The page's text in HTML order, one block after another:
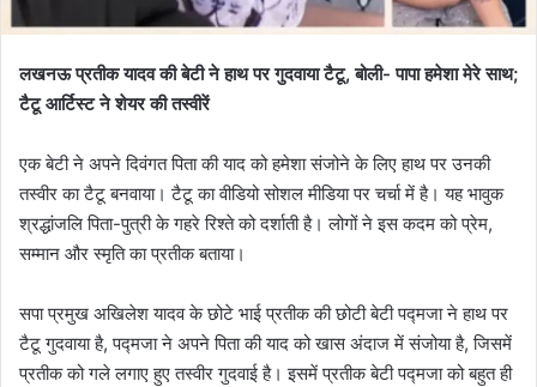
लखनऊ प्रतीक यादव की बेटी ने हाथ पर गुदवाया टैटू, बोली- पापा हमेशा मेरे साथ;
टैटू आर्टिस्ट ने शेयर की तस्वीरें
एक बेटी ने अपने दिवंगत पिता की याद को हमेशा संजोने के लिए हाथ पर उनकी
तस्वीर का टैटू बनवाया। टैटू का वीडियो सोशल मीडिया पर चर्चा में है। यह भावुक
श्रद्धांजलि पिता-पुत्री के गहरे रिश्ते को दर्शाती है। लोगों ने इस कदम को प्रेम,
सम्मान और स्मृति का प्रतीक बताया।
सपा प्रमुख अखिलेश यादव के छोटे भाई प्रतीक की छोटी बेटी पद्मजा ने हाथ पर
टैटू गुदवाया है, पद्मजा ने अपने पिता की याद को खास अंदाज में संजोया है, जिसमें
प्रतीक को गले लगाए हुए तस्वीर गुदवाई है। इसमें प्रतीक बेटी पद्मजा को बहुत ही